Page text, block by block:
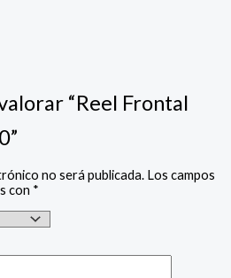
“Reel Frontal
no será publicada. Los campos
con *